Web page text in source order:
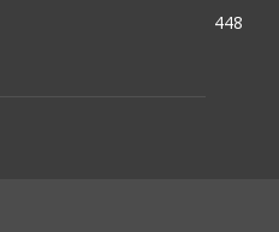
448